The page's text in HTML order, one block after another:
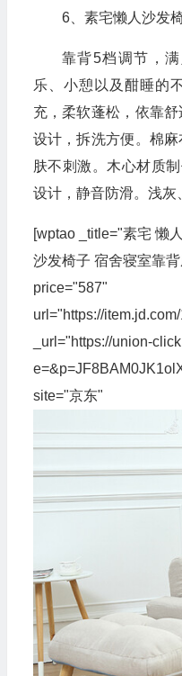
6、素宅懒人沙发
靠背5档调节，
乐、小憩以及酣睡的
充，柔软蓬松，依靠
设计，拆洗方便。棉
肤不刺激。木心材质
设计，静音防滑。浅灰
[wptao _title="素宅 懒
沙发椅子 宿舍寝室靠
price="587"
url="https://
_url="https://union-
site="京东"